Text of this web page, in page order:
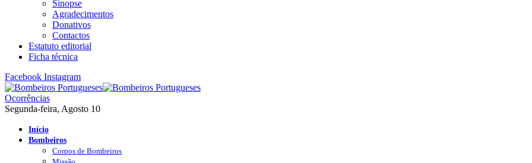
Sinopse
Agradecimentos
Donativos
Contactos
Estatuto editorial
Ficha técnica
Facebook Instagram
Ocorrências
Segunda-feira, Agosto 10
Início
Bombeiros
Corpos de Bombeiros